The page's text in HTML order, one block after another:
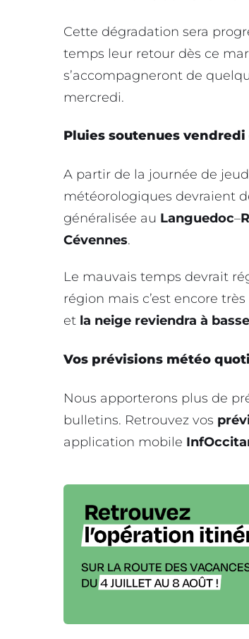
Cette dégradation sera
temps leur retour dès ce
s’accompagneront de
mercredi.
Pluies soutenues vendredi
A partir de la journée de
météorologiques devraient
généralisée au Languedoc–
Cévennes.
Le mauvais temps devrait
région mais c’est encore
et la neige reviendra à
Vos prévisions météo
Nous apporterons plus de
bulletins. Retrouvez vos
application mobile